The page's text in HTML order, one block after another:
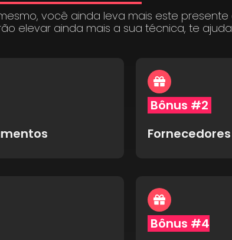
você ainda leva mais este
elevar ainda mais a sua técnica, te
Bônus #2
Bônus #4